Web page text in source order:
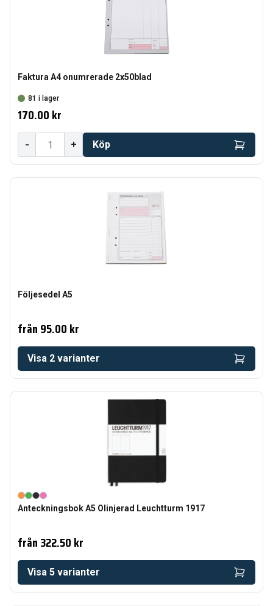
Faktura A4 onumrerade 2x50blad
81 i lager
170.00 kr
- + Köp
Följesedel A5
från95.00 kr
Visa 2 varianter
Anteckningsbok A5 Olinjerad Leuchtturm 1917
från322.50 kr
Visa 5 varianter